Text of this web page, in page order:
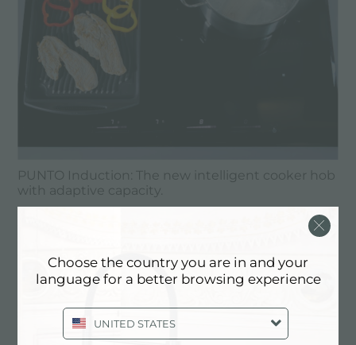
PUNTO Induction: The new intelligent cooker hob
with adaptive capacity.
Choose the country you are in and your
language for a better browsing experience
UNITED STATES